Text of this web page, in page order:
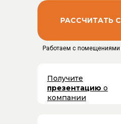
РАССЧИТАТЬ
Работаем с помещениями
Получите
презентацию о
компании